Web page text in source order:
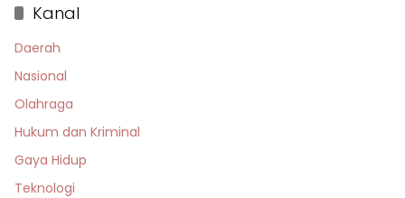
Kanal
Daerah
Nasional
Olahraga
Hukum dan Kriminal
Gaya Hidup
Teknologi